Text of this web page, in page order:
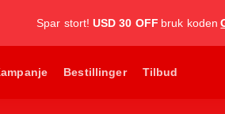
Spar stort! USD 30 OFF bruk koden
Bestillinger Tilbud